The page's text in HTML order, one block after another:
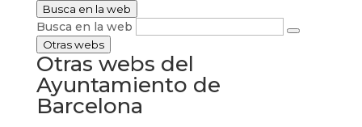
Busca en la web
Busca en la web
Otras webs
Otras webs del
Ayuntamiento de
Barcelona